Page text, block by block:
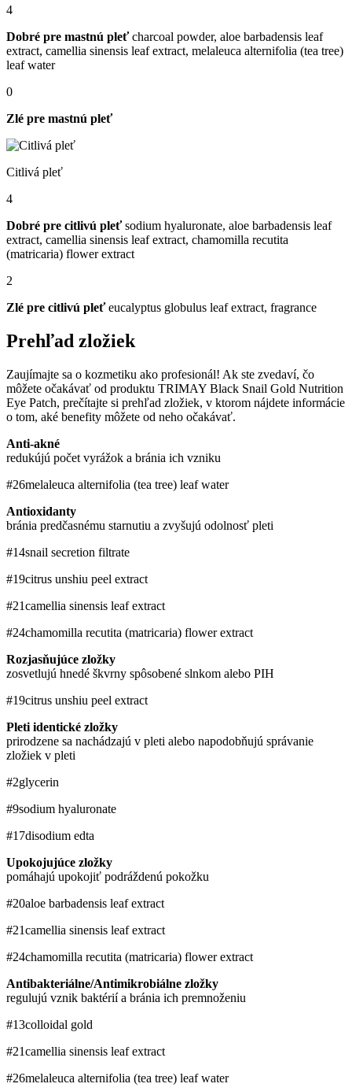
4
Dobré pre mastnú pleť charcoal powder, aloe barbadensis leaf
extract, camellia sinensis leaf extract, ​melaleuca alternifolia (tea tree)
leaf water
0
Zlé pre mastnú pleť
Citlivá pleť
4
Dobré pre citlivú pleť sodium hyaluronate, aloe barbadensis leaf
extract, camellia sinensis leaf extract, chamomilla recutita
(matricaria) flower extract
2
Zlé pre citlivú pleť eucalyptus globulus leaf extract, fragrance
Prehľad zložiek
Zaujímajte sa o kozmetiku ako profesionál! Ak ste zvedaví, čo
môžete očakávať od produktu TRIMAY Black Snail Gold Nutrition
Eye Patch, prečítajte si prehľad zložiek, v ktorom nájdete informácie
o tom, aké benefity môžete od neho očakávať.
Anti-akné
redukújú počet vyrážok a bránia ich vzniku
#26​melaleuca alternifolia (tea tree) leaf water
Antioxidanty
bránia predčasnému starnutiu a zvyšujú odolnosť pleti
#14snail secretion filtrate
#19citrus unshiu peel extract
#21camellia sinensis leaf extract
#24chamomilla recutita (matricaria) flower extract
Rozjasňujúce zložky
zosvetlujú hnedé škvrny spôsobené slnkom alebo PIH
#19citrus unshiu peel extract
Pleti identické zložky
prirodzene sa nachádzajú v pleti alebo napodobňujú správanie
zložiek v pleti
#2glycerin
#9sodium hyaluronate
#17disodium edta
Upokojujúce zložky
pomáhajú upokojiť podráždenú pokožku
#20aloe barbadensis leaf extract
#21camellia sinensis leaf extract
#24chamomilla recutita (matricaria) flower extract
Antibakteriálne/Antimikrobiálne zložky
regulujú vznik baktérií a bránia ich premnoženiu
#13colloidal gold
#21camellia sinensis leaf extract
#26​melaleuca alternifolia (tea tree) leaf water